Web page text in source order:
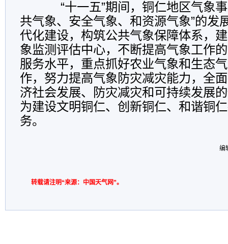
“十一五”期间，铜仁地区气象事
共气象、安全气象、和资源气象”的发
代化建设，构筑公共气象保障体系，
象监测评估中心，不断提高气象工作
服务水平，重点抓好农业气象和生态
作，努力提高气象防灾减灾能力，全
济社会发展、防灾减灾和可持续发展
为建设文明铜仁、创新铜仁、和谐铜
务。
编
转载请注明“来源：中国天气网”。